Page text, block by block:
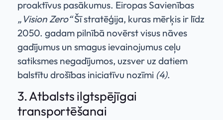
proaktīvus pasākumus. Eiropas Savienības
„Vision Zero“Šī stratēģija, kuras mērķis ir līdz
2050. gadam pilnībā novērst visus nāves
gadījumus un smagus ievainojumus ceļu
satiksmes negadījumos, uzsver uz datiem
balstītu drošības iniciatīvu nozīmi (4).
3. Atbalsts ilgtspējīgai
transportēšanai